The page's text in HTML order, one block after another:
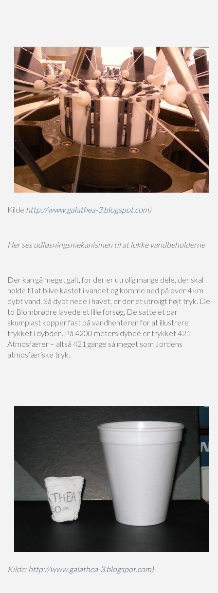
Kilde http://www.galathea-3.blogspot.com)
Her ses udløsningsmekanismen til at lukke vandbeholderne
Der kan gå meget galt, for der er utrolig mange dele, der skal
holde til at blive kastet i vandet og komme ned på over 4 km
dybt vand. Så dybt nede i havet, er der et utroligt højt tryk. De
to Blombrødre lavede et lille forsøg. De satte et par
skumplast kopper fast på vandhenteren for at illustrere
trykket i dybden. På 4200 meters dybde er trykket 421
Atmosfærer – altså 421 gange så meget som Jordens
atmosfæriske tryk.
Kilde:http://www.galathea-3.blogspot.com)